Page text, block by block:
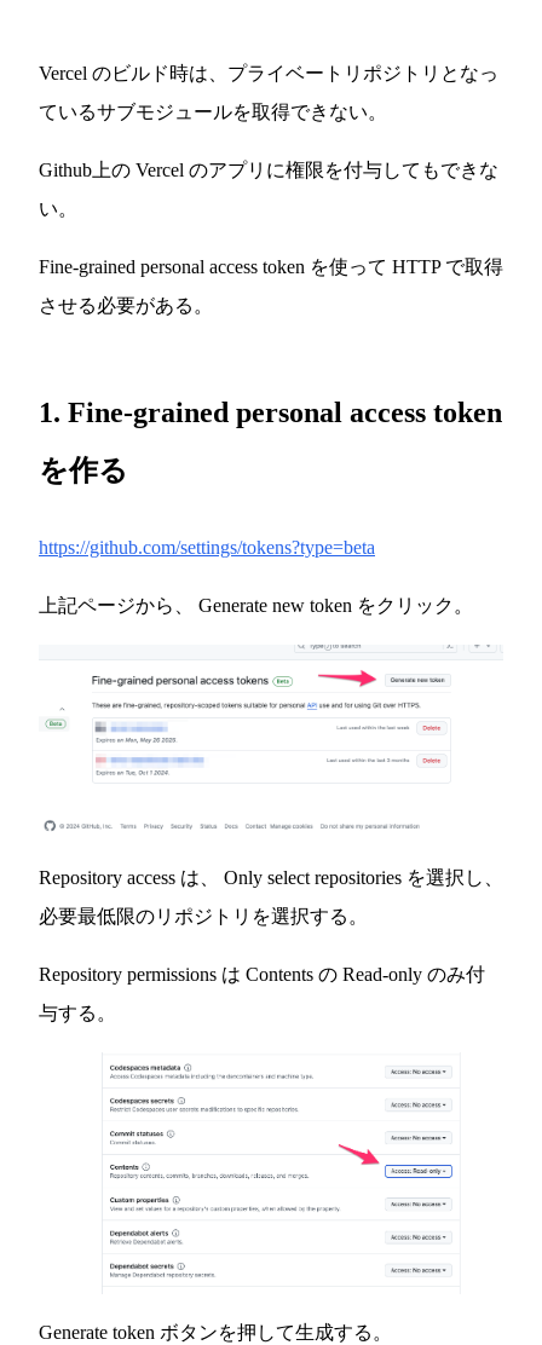
Vercel のビルド時は、プライベートリポジトリとなっ
ているサブモジュールを取得できない。
Github上の Vercel のアプリに権限を付与してもできな
い。
Fine-grained personal access token を使って HTTP で取得
させる必要がある。
1. Fine-grained personal access token
を作る
https://github.com/settings/tokens?type=beta
上記ページから、 Generate new token をクリック。
Repository access は、 Only select repositories を選択し、
必要最低限のリポジトリを選択する。
Repository permissions は Contents の Read-only のみ付
与する。
Generate token ボタンを押して生成する。